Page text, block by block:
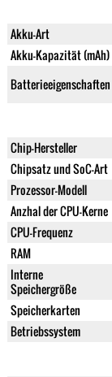
Akku-Art
Akku-Kapazität (mAh)
Batterieeigenschaften
Chip-Hersteller
Chipsatz und SoC-Art
Prozessor-Modell
Anzhal der CPU-Kerne
CPU-Frequenz
RAM
Interne
Speichergröße
Speicherkarten
Betriebssystem